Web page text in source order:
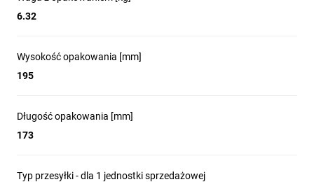
6.32
Wysokość opakowania [mm]
195
Długość opakowania [mm]
173
Typ przesyłki - dla 1 jednostki sprzedażowej